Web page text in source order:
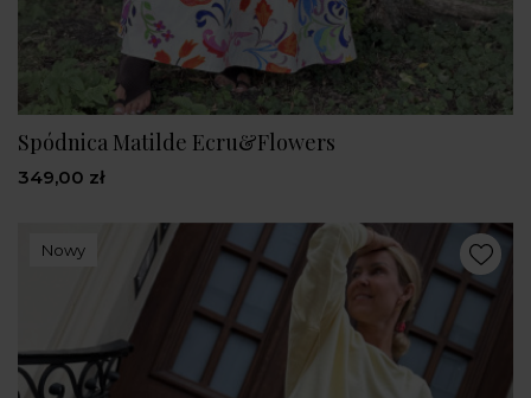
Spódnica Matilde Ecru&Flowers
349,00 zł
Nowy